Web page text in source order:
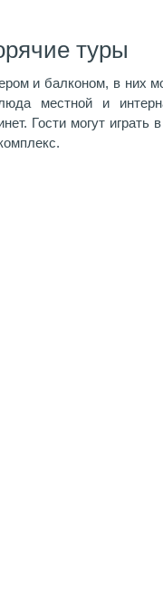
туры
и балконом, в них
местной и
Гости могут